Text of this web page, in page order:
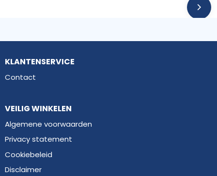
KLANTENSERVICE
Contact
VEILIG WINKELEN
Algemene voorwaarden
Privacy statement
Cookiebeleid
Disclaimer